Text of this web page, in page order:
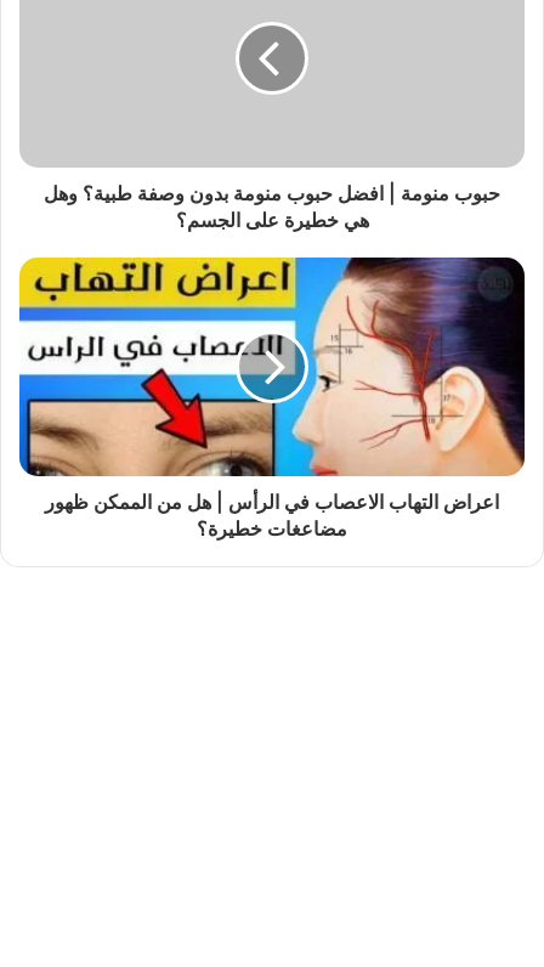
حبوب منومة | افضل حبوب منومة بدون وصفة طبية؟ وهل
هي خطيرة على الجسم؟
اعراض التهاب الاعصاب في الرأس | هل من الممكن ظهور
مضاعغات خطيرة؟